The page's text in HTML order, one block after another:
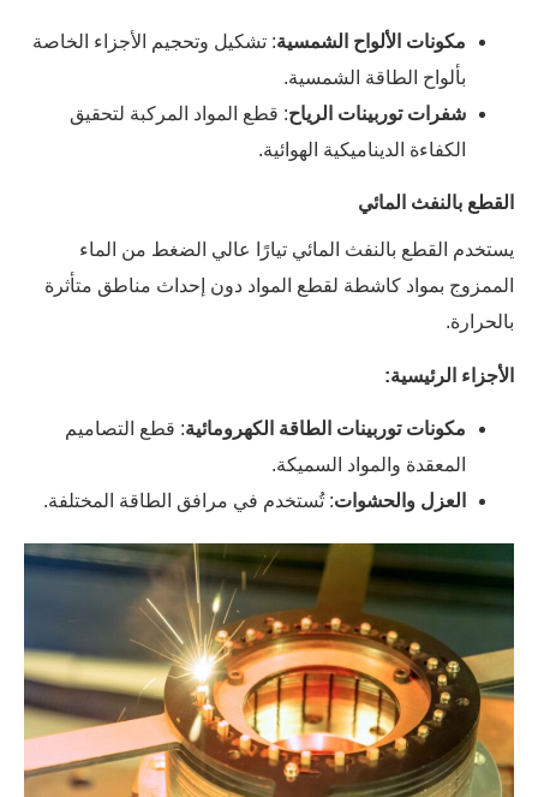
مكونات الألواح الشمسية: تشكيل وتحجيم الأجزاء الخاصة
بألواح الطاقة الشمسية.
شفرات توربينات الرياح: قطع المواد المركبة لتحقيق
الكفاءة الديناميكية الهوائية.
القطع بالنفث المائي
يستخدم القطع بالنفث المائي تيارًا عالي الضغط من الماء
الممزوج بمواد كاشطة لقطع المواد دون إحداث مناطق متأثرة
بالحرارة.
الأجزاء الرئيسية:
مكونات توربينات الطاقة الكهرومائية: قطع التصاميم
المعقدة والمواد السميكة.
العزل والحشوات : تُستخدم في مرافق الطاقة المختلفة.